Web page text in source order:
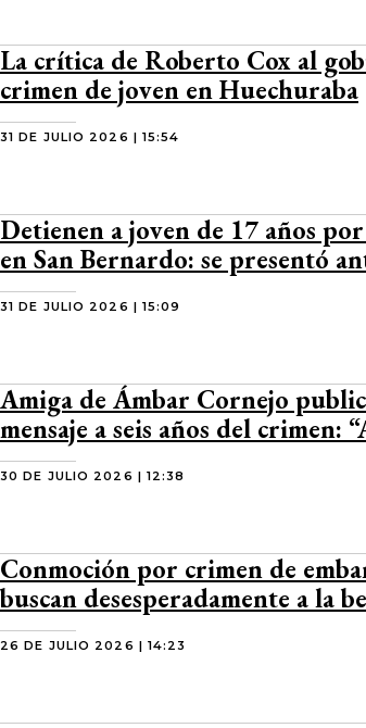
La crítica de Roberto Cox al
crimen de joven en Huechuraba
31 DE JULIO 2026 | 15:54
Detienen a joven de 17 años
en San Bernardo: se presentó
31 DE JULIO 2026 | 15:09
Amiga de Ámbar Cornejo
mensaje a seis años del crimen:
30 DE JULIO 2026 | 12:38
Conmoción por crimen de
buscan desesperadamente a la
26 DE JULIO 2026 | 14:23